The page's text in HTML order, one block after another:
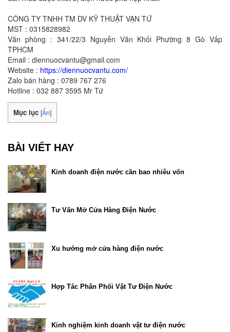
CÔNG TY TNHH TM DV KỸ THUẬT VẠN TỨ
MST : 0315828982
Văn phòng : 341/22/3 Nguyễn Văn Khối Phường 8 Gò Vấp
TPHCM
Email : diennuocvantu@gmail.com
Website : https://diennuocvantu.com/
Zalo bán hàng : 0789 767 276
Hotline : 032 887 3595 Mr Tứ
Mục lục [Ẩn]
BÀI VIẾT HAY
Kinh doanh điện nước cần bao nhiêu vốn
Tư Vấn Mở Cửa Hàng Điện Nước
Xu hướng mở cửa hàng điện nước
Hợp Tác Phân Phối Vật Tư Điện Nước
Kinh nghiệm kinh doanh vật tư điện nước